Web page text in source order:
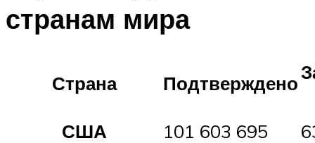
странам мира
Страна Подтверждено
США 101 603 695